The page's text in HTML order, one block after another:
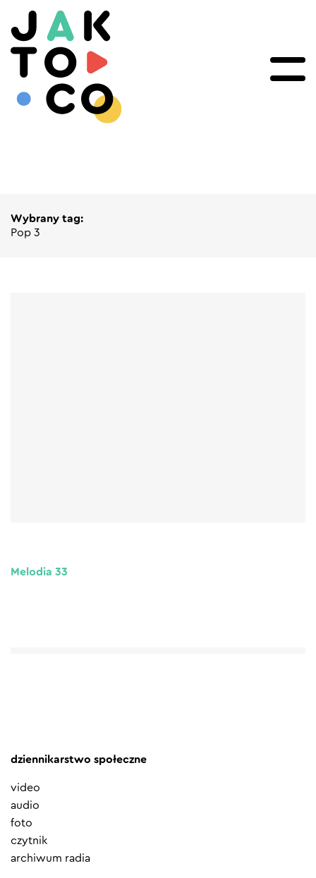
Wybrany tag:
Pop 3
Melodia 33
dziennikarstwo społeczne
video
audio
foto
czytnik
archiwum radia